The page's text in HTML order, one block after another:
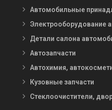
Автомобильные
Электрооборудование
Детали салона
Автозапчасти
Автохимия,
Кузовные запчасти
Стеклоочистители,